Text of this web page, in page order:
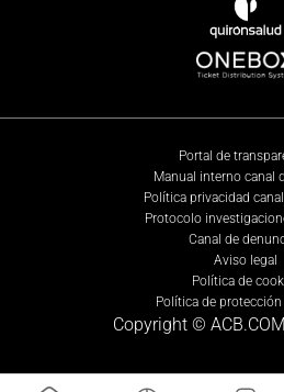
Portal de
Manual interno canal
Política privacidad
Protocolo
Canal de
Aviso legal
Política de
Política de
Copyright ©